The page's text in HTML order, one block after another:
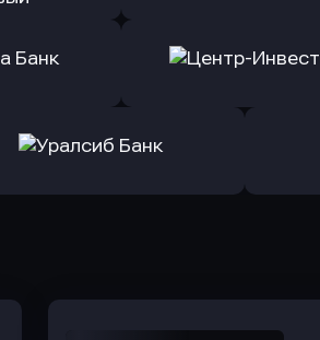
заявку
Оправить заявку
заявку